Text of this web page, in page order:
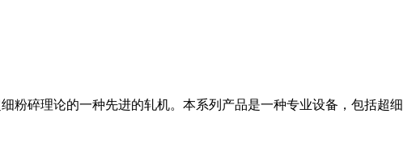
粉碎理论的一种先进的轧机。本系列产品是一种专业设备，包括超细